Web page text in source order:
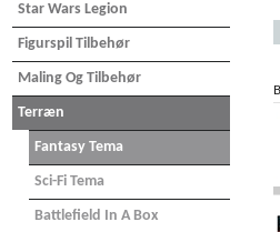
Star Wars Legion
Figurspil Tilbehør
Maling Og Tilbehør
Terræn
Fantasy Tema
Sci-Fi Tema
Battlefield In A Box